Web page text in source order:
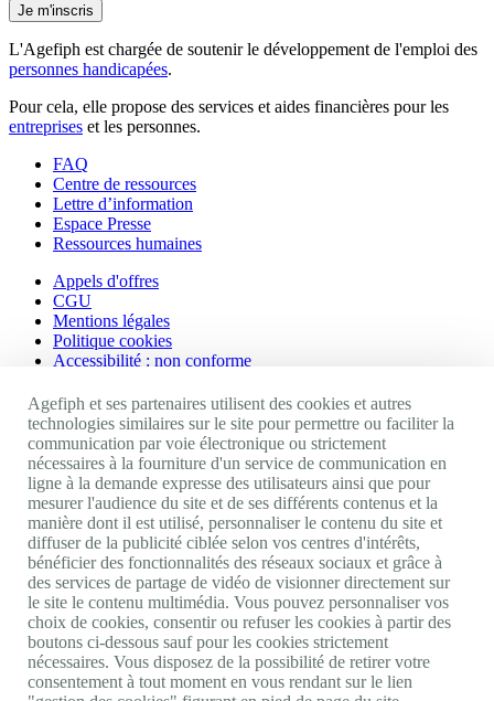
Je m'inscris
L'Agefiph est chargée de soutenir le développement de l'emploi des
personnes handicapées.
Pour cela, elle propose des services et aides financières pour les
entreprises et les personnes.
FAQ
Centre de ressources
Lettre d’information
Espace Presse
Ressources humaines
Appels d'offres
CGU
Mentions légales
Politique cookies
Accessibilité : non conforme
Nos autres sites
Site portail Agefiph
Activateur de progrès
Handinnov
Innovation et recherche
Université du RRH
Service AppuiPro
Nous suivre
Youtube
Linkedin
Facebook
Agefiph et ses partenaires utilisent des cookies et autres
technologies similaires sur le site pour permettre ou faciliter la
communication par voie électronique ou strictement
nécessaires à la fourniture d'un service de communication en
ligne à la demande expresse des utilisateurs ainsi que pour
mesurer l'audience du site et de ses différents contenus et la
manière dont il est utilisé, personnaliser le contenu du site et
diffuser de la publicité ciblée selon vos centres d'intérêts,
bénéficier des fonctionnalités des réseaux sociaux et grâce à
des services de partage de vidéo de visionner directement sur
le site le contenu multimédia. Vous pouvez personnaliser vos
choix de cookies, consentir ou refuser les cookies à partir des
boutons ci-dessous sauf pour les cookies strictement
nécessaires. Vous disposez de la possibilité de retirer votre
consentement à tout moment en vous rendant sur le lien